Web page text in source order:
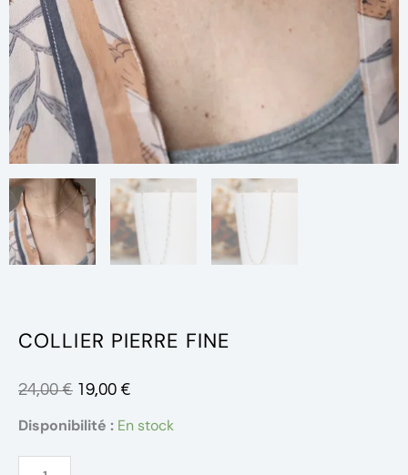
COLLIER PIERRE FINE
24,00€ LE
PRIX
19,00 €
PRIX
Disponibilité : En stock
quantité
de